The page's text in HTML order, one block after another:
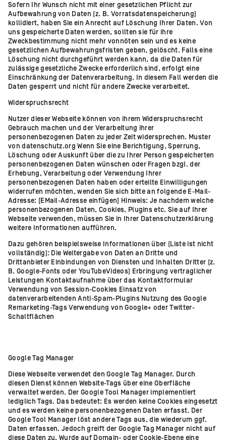
Sofern Ihr Wunsch nicht mit einer gesetzlichen Pflicht zur
Aufbewahrung von Daten (z. B. Vorratsdatenspeicherung)
kollidiert, haben Sie ein Anrecht auf Löschung Ihrer Daten. Von
uns gespeicherte Daten werden, sollten sie für ihre
Zweckbestimmung nicht mehr vonnöten sein und es keine
gesetzlichen Aufbewahrungsfristen geben, gelöscht. Falls eine
Löschung nicht durchgeführt werden kann, da die Daten für
zulässige gesetzliche Zwecke erforderlich sind, erfolgt eine
Einschränkung der Datenverarbeitung. In diesem Fall werden die
Daten gesperrt und nicht für andere Zwecke verarbeitet.
Widerspruchsrecht
Nutzer dieser Webseite können von ihrem Widerspruchsrecht
Gebrauch machen und der Verarbeitung ihrer
personenbezogenen Daten zu jeder Zeit widersprechen. Muster
von datenschutz.org Wenn Sie eine Berichtigung, Sperrung,
Löschung oder Auskunft über die zu Ihrer Person gespeicherten
personenbezogenen Daten wünschen oder Fragen bzgl. der
Erhebung, Verarbeitung oder Verwendung Ihrer
personenbezogenen Daten haben oder erteilte Einwilligungen
widerrufen möchten, wenden Sie sich bitte an folgende E-Mail-
Adresse: [EMail-Adresse einfügen] Hinweis: Je nachdem welche
personenbezogenen Daten, Cookies, Plugins etc. Sie auf Ihrer
Webseite verwenden, müssen Sie in Ihrer Datenschutzerklärung
weitere Informationen aufführen.
Dazu gehören beispielsweise Informationen über (Liste ist nicht
vollständig): Die Weitergabe von Daten an Dritte und
Drittanbieter Einbindungen von Diensten und Inhalten Dritter (z.
B. Google-Fonts oder YouTubeVideos) Erbringung vertraglicher
Leistungen Kontaktaufnahme über das Kontaktformular
Verwendung von Session-Cookies Einsatz von
datenverarbeitenden Anti-Spam-Plugins Nutzung des Google
Remarketing-Tags Verwendung von Google+ oder Twitter-
Schaltflächen
Google Tag Manager
Diese Webseite verwendet den Google Tag Manager. Durch
diesen Dienst können Website-Tags über eine Oberfläche
verwaltet werden. Der Google Tool Manager implementiert
lediglich Tags. Das bedeutet: Es werden keine Cookies eingesetzt
und es werden keine personenbezogenen Daten erfasst. Der
Google Tool Manager löst andere Tags aus, die wiederum ggf.
Daten erfassen. Jedoch greift der Google Tag Manager nicht auf
diese Daten zu. Wurde auf Domain- oder Cookie-Ebene eine